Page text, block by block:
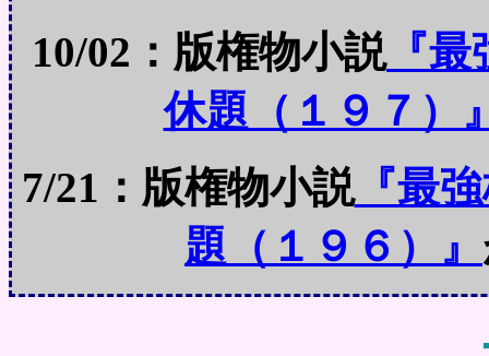
10/02：版権物小説『最
休題（１９７）
7/21：版権物小説『最
題（１９６）』